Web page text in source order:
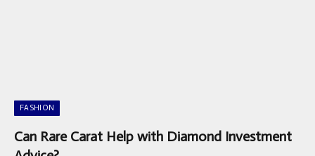
FASHION
Can Rare Carat Help with Diamond Investment